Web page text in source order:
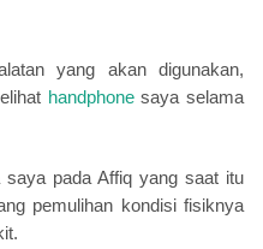
yang akan digunakan,
handphonesaya selama
saya pada Affiq yang saat itu
pemulihan kondisi fisiknya